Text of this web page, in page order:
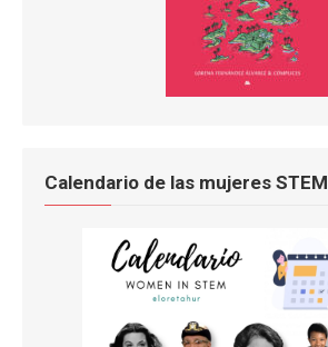
Calendario de las mujeres STEM